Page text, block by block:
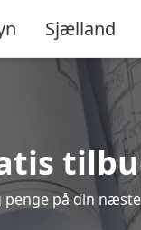
Sjælland
på din